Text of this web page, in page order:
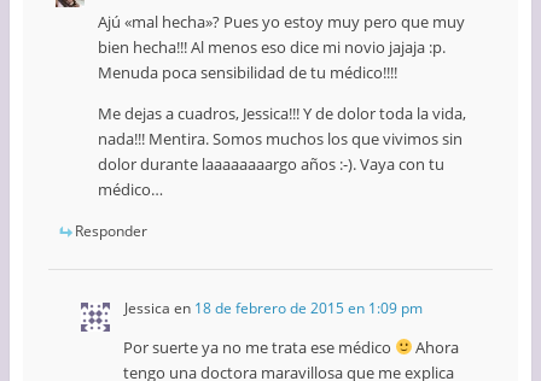
Ajú «mal hecha»? Pues yo estoy muy pero que muy
bien hecha!!! Al menos eso dice mi novio jajaja :p.
Menuda poca sensibilidad de tu médico!!!!
Me dejas a cuadros, Jessica!!! Y de dolor toda la vida,
nada!!! Mentira. Somos muchos los que vivimos sin
dolor durante laaaaaaaargo años :-). Vaya con tu
médico…
Responder
Jessica en 18 de febrero de 2015 en 1:09 pm
Por suerte ya no me trata ese médico
Ahora
tengo una doctora maravillosa que me explica